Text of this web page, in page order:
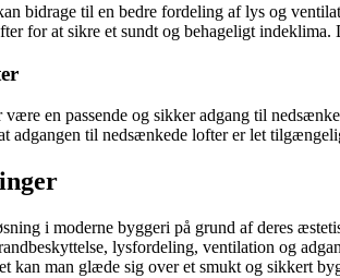
bidrage til en bedre fordeling af lys og
for at sikre et sundt og behageligt
en passende og sikker adgang til
adgangen til nedsænkede lofter er let
i moderne byggeri på grund af deres
lysfordeling, ventilation og
kan man glæde sig over et smukt og sikkert